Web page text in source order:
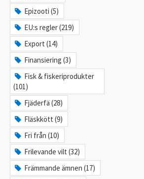
Epizooti (5)
EU:s regler (219)
Export (14)
Finansiering (3)
Fisk & fiskeriprodukter
(101)
Fjäderfä (28)
Fläskkött (9)
Fri från (10)
Frilevande vilt (32)
Främmande ämnen (17)